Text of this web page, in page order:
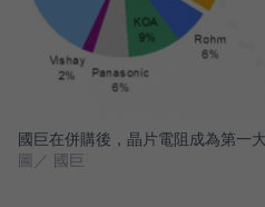
國巨在併購後，晶片電阻成為第一
圖／ 國巨